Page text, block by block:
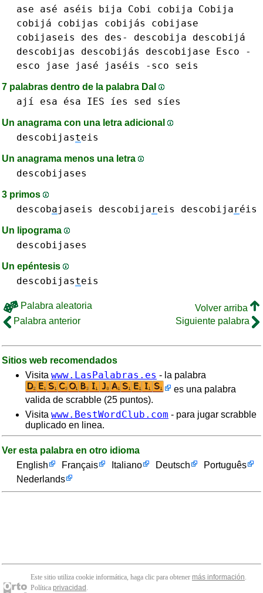
ase asé aséis bija Cobi
cobija Cobija
cobijá
cobijas cobijás
cobijase
cobijaseis
des des-
descobija descobijá
descobijas descobijás
descobijase
Esco -
esco
jase jasé jaséis -sco seis
7 palabras dentro de la palabra DaI
ají esa ésa IES íes sed síes
Un anagrama con una letra adicional
descobijasteis
Un anagrama menos una letra
descobijases
3 primos
descobajaseis descobijareis descobijaréis
Un lipograma
descobijases
Un epéntesis
descobijasteis
Palabra aleatoria
Volver arriba
Palabra anterior
Siguiente palabra
Sitios web recomendados
Visita www.LasPalabras.es - la palabra
es una palabra
valida de scrabble (25 puntos).
Visita www.BestWordClub.com - para jugar scrabble
duplicado en linea.
Ver esta palabra en otro idioma
English
Français Italiano Deutsch
Português
Nederlands
Este sitio utiliza cookie informática, haga clic para obtener más información.
Política privacidad .